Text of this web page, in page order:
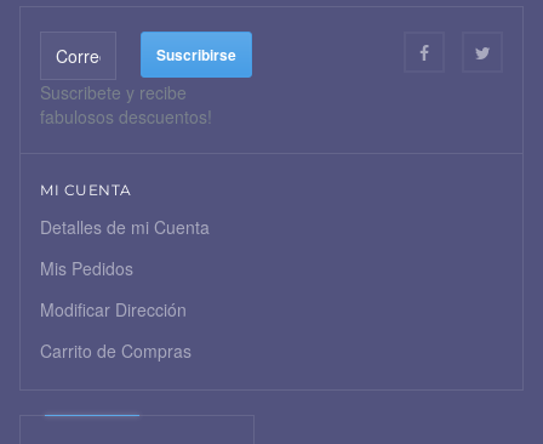
Suscribete y recibe
fabulosos descuentos!
MI CUENTA
Detalles de mi Cuenta
Mis Pedidos
Modificar Dirección
Carrito de Compras